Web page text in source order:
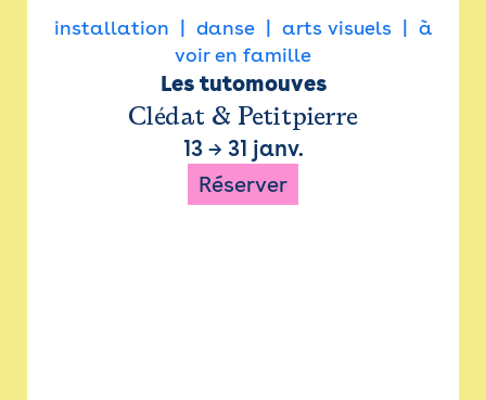
installation danse arts visuels
à
voir en famille
Les tutomouves
Clédat & Petitpierre
13→ 31 janv.
Réserver